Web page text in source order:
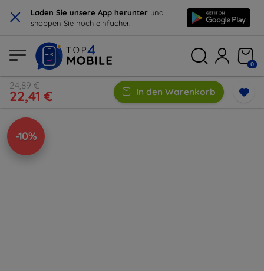
× Laden Sie unsere App herunter und
shoppen Sie noch einfacher.
0
24,89 €
22,41 € In den Warenkorb
-10%